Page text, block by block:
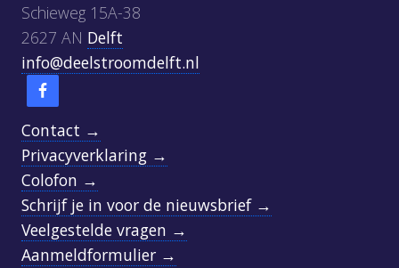
Schieweg 15A-38
2627 AN Delft
info@deelstroomdelft.nl
Contact →
Privacyverklaring →
Colofon →
Schrijf je in voor de nieuwsbrief →
Veelgestelde vragen →
Aanmeldformulier →